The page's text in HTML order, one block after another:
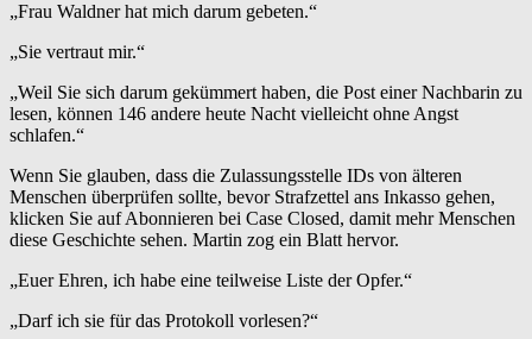
„Frau Waldner hat mich darum gebeten.“
„Sie vertraut mir.“
„Weil Sie sich darum gekümmert haben, die Post einer Nachbarin zu
lesen, können 146 andere heute Nacht vielleicht ohne Angst
schlafen.“
Wenn Sie glauben, dass die Zulassungsstelle IDs von älteren
Menschen überprüfen sollte, bevor Strafzettel ans Inkasso gehen,
klicken Sie auf Abonnieren bei Case Closed, damit mehr Menschen
diese Geschichte sehen. Martin zog ein Blatt hervor.
„Euer Ehren, ich habe eine teilweise Liste der Opfer.“
„Darf ich sie für das Protokoll vorlesen?“